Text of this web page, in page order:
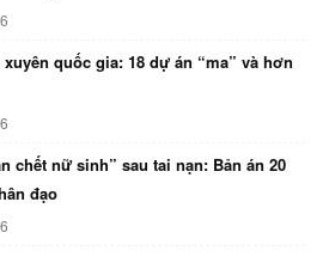
quốc gia: 18 dự án “ma” và hơn
chết nữ sinh” sau tai nạn: Bản án 20
đạo